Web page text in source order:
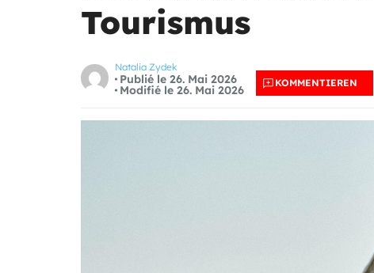
Tourismus
Natalia Zydek
Publié le 26. Mai 2026
Modifié le 26. Mai 2026
KOMMENTIEREN